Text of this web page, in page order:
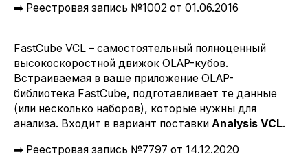
➡️ Реестровая запись №1002 от 01.06.2016
FastCube VCL – самостоятельный полноценный
высокоскоростной движок OLAP-кубов.
Встраиваемая в ваше приложение OLAP-
библиотека FastCube, подготавливает те данные
(или несколько наборов), которые нужны для
анализа. Входит в вариант поставки Analysis VCL.
➡️ Реестровая запись №7797 от 14.12.2020